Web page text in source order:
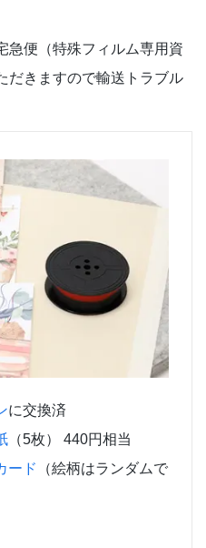
急便（特殊フィルム専用資
だきますので輸送トラブル
に交換済
（5枚） 440円相当
ード
（絵柄はランダムで